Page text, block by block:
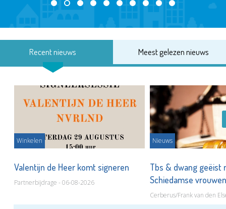
Recent nieuws Meest gelezen nieuws
Winkelen
Valentijn de Heer komt signeren
Partnerbijdrage - 06-08-2026
Nieuws
Tbs & dwang geëist
Schiedamse
Cerberus/Frank van den